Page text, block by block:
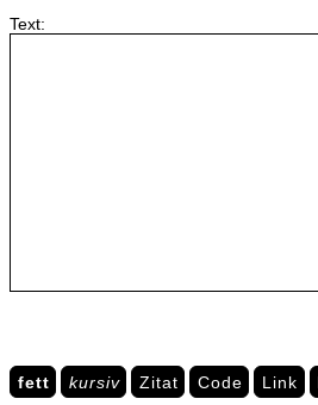
Text:
fett kursiv Zitat Code Link